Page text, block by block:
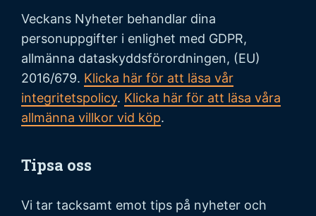
Veckans Nyheter behandlar dina
personuppgifter i enlighet med GDPR,
allmänna dataskyddsförordningen, (EU)
2016/679. Klicka här för att läsa vår
integritetspolicy. Klicka här för att läsa våra
allmänna villkor vid köp.
Tipsa oss
Vi tar tacksamt emot tips på nyheter och